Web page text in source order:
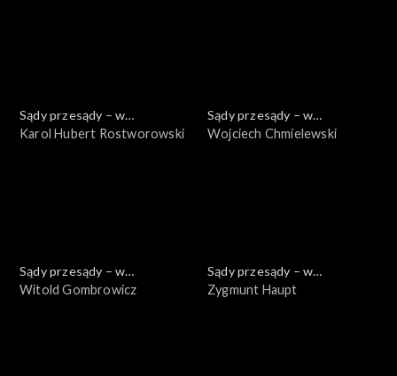
Sądy przesądy – w
powiększeniu
Karol Hubert Rostworowski
Sądy przesądy – w
powiększeniu
Wojciech Chmielewski
Sądy przesądy – w
powiększeniu
Witold Gombrowicz
Sądy przesądy – w
powiększeniu
Zygmunt Haupt